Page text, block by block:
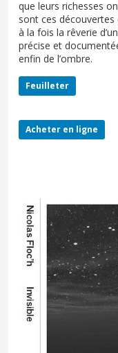
que leurs richesses
sont ces
à la fois la rêverie
précise et
enfin de l’ombre.
Feuilleter
Acheter en ligne